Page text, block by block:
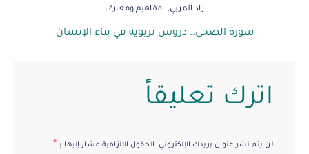
زاد المربي مفاهيم ومعارف
سورة الضحى.. دروس تربوية في بناء الإنسان
اترك تعليقاً
لن يتم نشر عنوان بريدك الإلكتروني. الحقول الإلزامية مشار إليها بـ *